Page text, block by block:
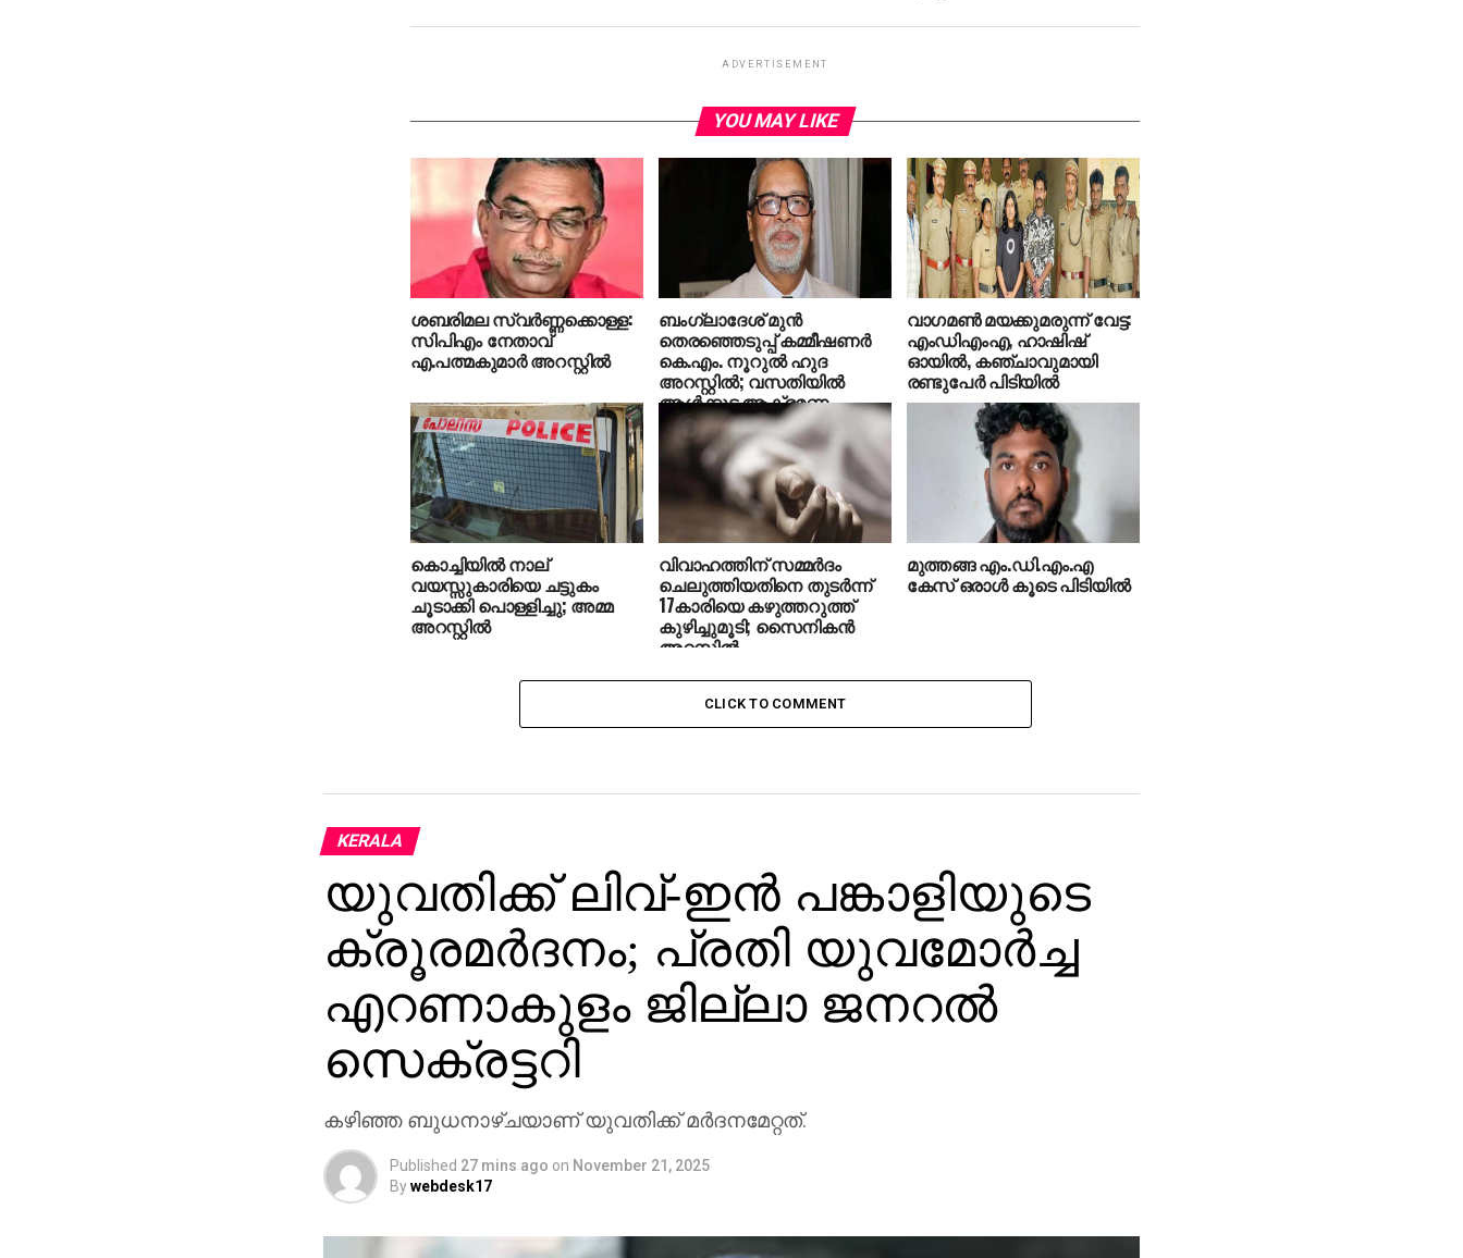
ADVERTISEMENT
YOU MAY LIKE
ശബരിമല സ്വര്‍ണ്ണക്കൊള്ള:
സിപിഎം നേതാവ്
എ.പത്മകുമാര്‍ അറസ്റ്റില്‍
ബംഗ്ലാദേശ് മുന്‍
തെരഞ്ഞെടുപ്പ് കമ്മീഷണര്‍
കെ.എം. നൂറുല്‍ ഹുദ
അറസ്റ്റില്‍; വസതിയില്‍
ആള്‍ക്കൂട്ട ആക്രമണം
വാഗമണ്‍ മയക്കുമരുന്ന് വേട്ട:
എംഡിഎംഎ, ഹാഷിഷ്
ഓയില്‍, കഞ്ചാവുമായി
രണ്ടുപേര്‍ പിടിയില്‍
കൊച്ചിയില്‍ നാല്
വയസ്സുകാരിയെ ചട്ടുകം
ചൂടാക്കി പൊള്ളിച്ചു; അമ്മ
അറസ്റ്റില്‍
വിവാഹത്തിന് സമ്മര്‍ദം
ചെലുത്തിയതിനെ തുടര്‍ന്ന്
17കാരിയെ കഴുത്തറുത്ത്
കുഴിച്ചുമൂടി; സൈനികന്‍
അറസ്റ്റില്‍
മുത്തങ്ങ എം.ഡി.എം.എ
കേസ് ഒരാള്‍ കൂടെ പിടിയില്‍
CLICK TO COMMENT
KERALA
യുവതിക്ക് ലിവ്-ഇന്‍ പങ്കാളിയുടെ
ക്രൂരമര്‍ദനം; പ്രതി യുവമോര്‍ച്ച
എറണാകുളം ജില്ലാ ജനറല്‍
സെക്രട്ടറി
കഴിഞ്ഞ ബുധനാഴ്ചയാണ് യുവതിക്ക് മര്‍ദനമേറ്റത്.
Published 27 mins ago on November 21, 2025
Bywebdesk17